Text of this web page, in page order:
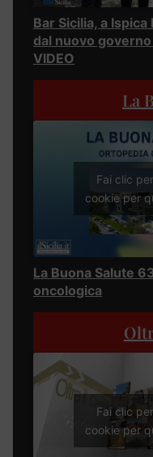
Bar Sicilia, a
dal nuovo governo
VIDEO
La
Fai clic
cookie per
La Buona Salute
oncologica
Fai clic
cookie per